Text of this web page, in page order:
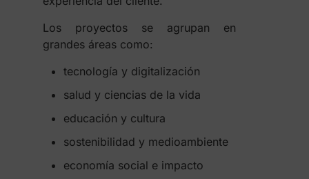
Los proyectos se agrupan en
grandes áreas como:
tecnología y digitalización
salud y ciencias de la vida
educación y cultura
sostenibilidad y medioambiente
economía social e impacto